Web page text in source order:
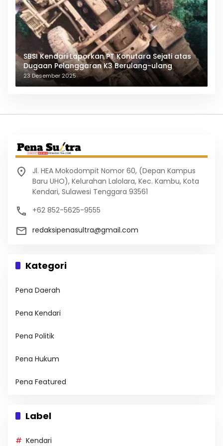
SBSI Kendari Laporkan PT Konutara Sejati atas
Dugaan Pelanggaran K3 Berulang-ulang
23 Desember 2025
Jl. HEA Mokodompit Nomor 60, (Depan Kampus
Baru UHO), Kelurahan Lalolara, Kec. Kambu, Kota
Kendari, Sulawesi Tenggara 93561
+62 852-5625-9555
redaksipenasultra@gmail.com
Kategori
Pena Daerah
Pena Kendari
Pena Politik
Pena Hukum
Pena Featured
Label
Kendari